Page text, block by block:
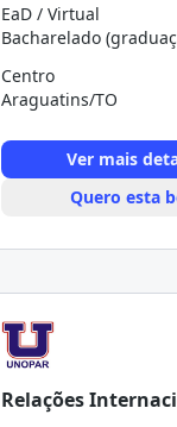
EaD / Virtual
Bacharelado
Centro
Araguatins/TO
Ver mais
Quero esta
Relações